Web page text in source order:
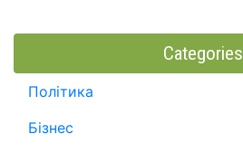
Categories
Політика
Бізнес